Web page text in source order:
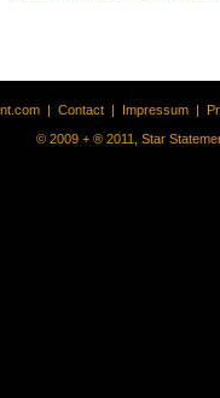
| Contact | Impressum |
© 2009 + ® 2011, Star